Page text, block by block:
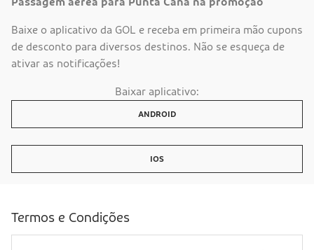
Baixe o aplicativo da GOL e receba em primeira mão cupons
de desconto para diversos destinos. Não se esqueça de
ativar as notificações!
Baixar aplicativo:
ANDROID
IOS
Termos e Condições